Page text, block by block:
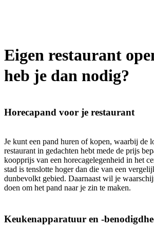
Eigen restaurant
heb je dan nodig?
Horecapand voor je restaurant
Je kunt een pand huren of kopen, waarbij de
restaurant in gedachten hebt mede de prijs
koopprijs van een horecagelegenheid in het
stad is tenslotte hoger dan die van een
dunbevolkt gebied. Daarnaast wil je
doen om het pand naar je zin te maken.
Keukenapparatuur en -